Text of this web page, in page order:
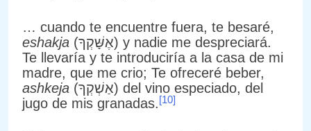
… cuando te encuentre fuera, te besaré,
eshakja (אֶשָּׁקְךָ) y nadie me despreciará.
Te llevaría y te introduciría a la casa de mi
madre, que me crio; Te ofreceré beber,
ashkeja (אַשְׁקְךָ) del vino especiado, del
jugo de mis granadas.[10]